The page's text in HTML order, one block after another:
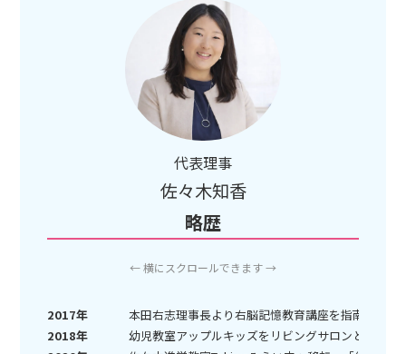
代表理事
佐々木知香
略歴
← 横にスクロールできます →
2017年
本田右志理事長より右脳記憶教育講座を指南、「
2018年
幼児教室アップルキッズをリビングサロンとして開